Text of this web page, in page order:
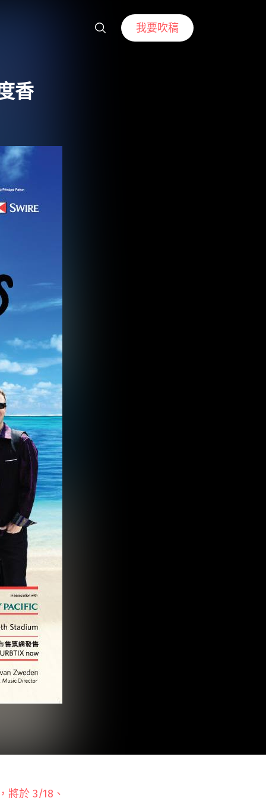
我要吹稿
香
將於3/18、